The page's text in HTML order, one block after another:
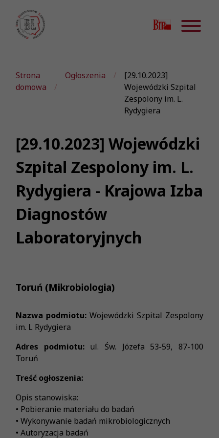
Strona
domowa
Ogłoszenia
[29.10.2023]
Wojewódzki Szpital
Zespolony im. L.
Rydygiera
[29.10.2023] Wojewódzki
Szpital Zespolony im. L.
Rydygiera - Krajowa Izba
Diagnostów
Laboratoryjnych
Toruń (Mikrobiologia)
Nazwa podmiotu: Wojewódzki Szpital Zespolony
im. L Rydygiera
Adres podmiotu:ul. Św. Józefa 53-59, 87-100
Toruń
Treść ogłoszenia:
Opis stanowiska:
• Pobieranie materiału do badań
• Wykonywanie badań mikrobiologicznych
• Autoryzacja badań